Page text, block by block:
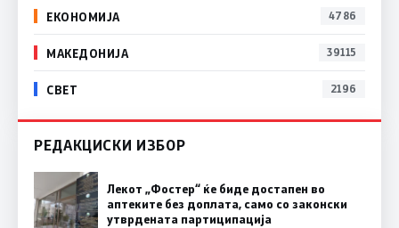
ЕКОНОМИЈА 4786
МАКЕДОНИЈА 39115
СВЕТ 2196
РЕДАКЦИСКИ ИЗБОР
Лекот „Фостер“ ќе биде достапен во
аптеките без доплата, само со законски
утврдената партиципација